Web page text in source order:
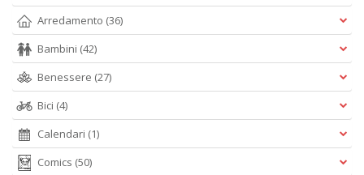
Arredamento (36)
Bambini (42)
Benessere (27)
Bici (4)
Calendari (1)
Comics (50)